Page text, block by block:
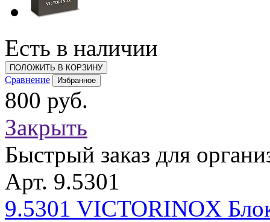
Есть в наличии
ПОЛОЖИТЬ В КОРЗИНУ
Сравнение Избранное
800 руб.
Закрыть
Быстрый заказ для
Арт. 9.5301
9.5301 VICTORINOX